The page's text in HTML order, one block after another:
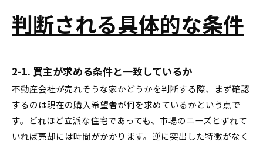
判断される具体的な条件
2-1. 買主が求める条件と一致しているか
不動産会社が売れそうな家かどうかを判断する際、まず確認
するのは現在の購入希望者が何を求めているかという点で
す。どれほど立派な住宅であっても、市場のニーズとずれて
いれば売却には時間がかかります。逆に突出した特徴がなく